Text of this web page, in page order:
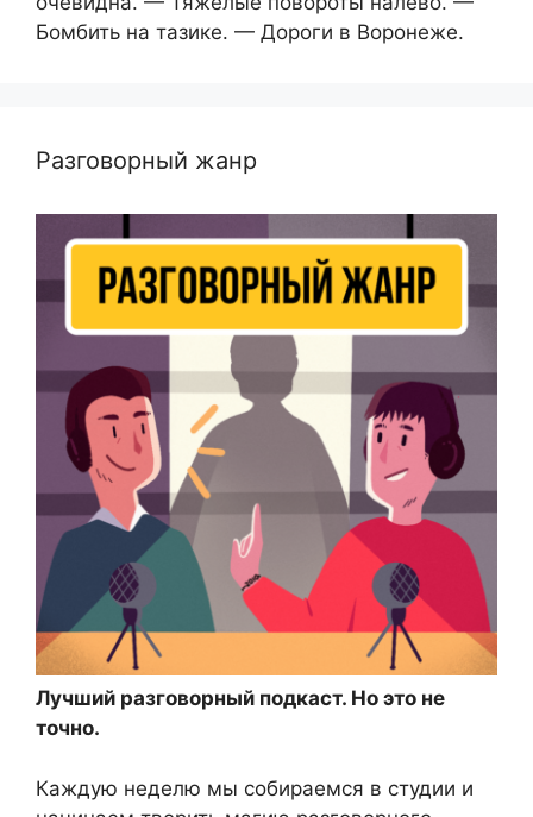
Бомбить на тазике. — Дороги в Воронеже.
Разговорный жанр
Лучший разговорный подкаст. Но это не
точно.
Каждую неделю мы собираемся в студии и